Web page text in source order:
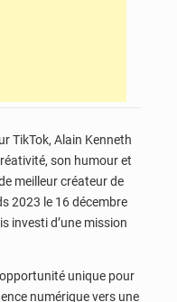
TikTok, Alain Kenneth
son humour et
meilleur créateur de
2023 le 16 décembre
investi d’une mission
unique pour
numérique vers une